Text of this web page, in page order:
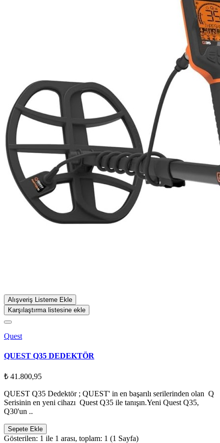
Alışveriş Listeme Ekle
Karşılaştırma listesine ekle
Quest
QUEST Q35 DEDEKTÖR
₺ 41.800,95
QUEST Q35 Dedektör ; QUEST' in en başarılı serilerinden olan Q
Serisinin en yeni cihazı Quest Q35 ile tanışın.Yeni Quest Q35,
Q30'un ..
Sepete Ekle
Gösterilen: 1 ile 1 arası, toplam: 1 (1 Sayfa)